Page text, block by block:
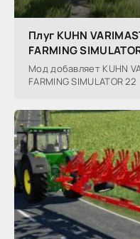
Плуг KUHN
FARMING
Мод добавляет KUHN
FARMING SIMULATOR 22